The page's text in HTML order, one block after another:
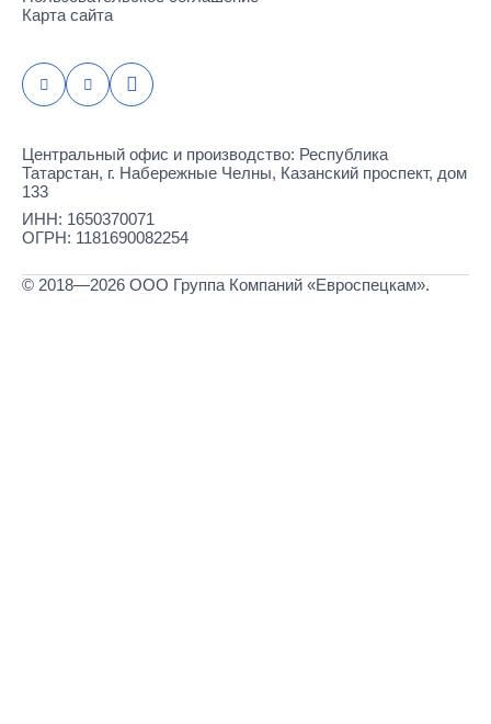
Карта сайта
Центральный офис и производство: Республика
Татарстан, г. Набережные Челны, Казанский проспект, дом
133
ИНН: 1650370071
ОГРН: 1181690082254
© 2018—2026 ООО Группа Компаний «Евроспецкам».